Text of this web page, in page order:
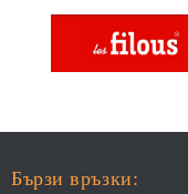
Бързи връзки: